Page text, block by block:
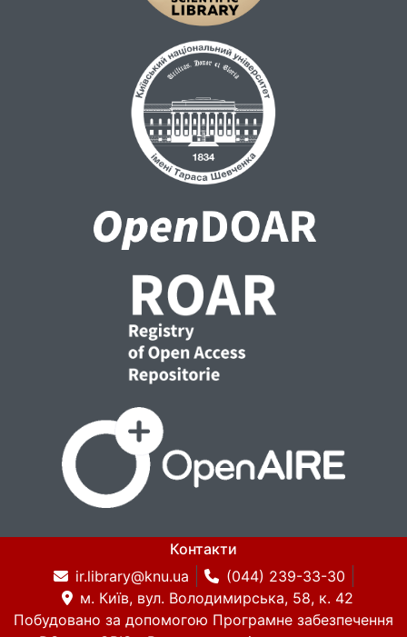
Контакти
ir.library@knu.ua
(044) 239-33-30
м. Київ, вул. Володимирська, 58, к. 42
Побудовано за допомогою Програмне забезпечення